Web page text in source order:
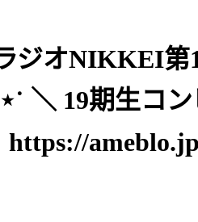
ジオNIKKEI第
＼ 19期生コ